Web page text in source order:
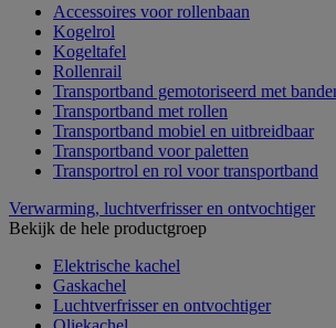
Accessoires voor rollenbaan
Kogelrol
Kogeltafel
Rollenrail
Transportband gemotoriseerd met
Transportband met rollen
Transportband mobiel en uitbreidbaar
Transportband voor paletten
Transportrol en rol voor transportband
Verwarming, luchtverfrisser en ontvochtiger
Bekijk de hele productgroep
Elektrische kachel
Gaskachel
Luchtverfrisser en ontvochtiger